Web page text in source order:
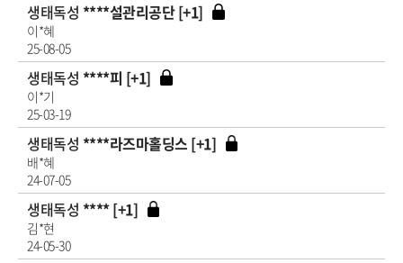
생태독성 ****설관리공단 [+1]
이*혜
25-08-05
생태독성 ****피 [+1]
이*기
25-03-19
생태독성 ****라즈마홀딩스 [+1]
배*혜
24-07-05
생태독성 **** [+1]
김*현
24-05-30